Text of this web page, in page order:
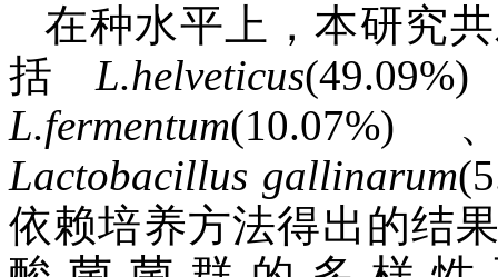
在种水平上，本研究
括 L.helveticus
L.fermentum
Lactobacillus gallinarum
依赖培养方法得出的结